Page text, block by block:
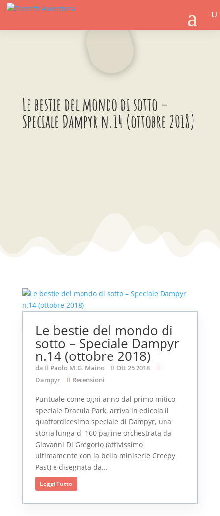
Le bestie del mondo di sotto –
Speciale Dampyr n.14 (ottobre 2018)
Le bestie del mondo di
sotto – Speciale Dampyr
n.14 (ottobre 2018)
da Paolo M.G. Maino
Ott 25 2018
Dampyr
Recensioni
Puntuale come ogni anno dal primo mitico
speciale Dracula Park, arriva in edicola il
quattordicesimo speciale di Dampyr, una
storia lunga di 160 pagine orchestrata da
Giovanni Di Gregorio (attivissimo
ultimamente con la bella miniserie Creepy
Past) e disegnata da...
Leggi Tutto